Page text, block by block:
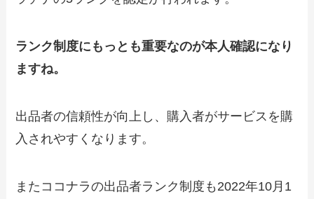
ランク制度にもっとも重要なのが本人確認になり
ますね。
出品者の信頼性が向上し、購入者がサービスを購
入されやすくなります。
またココナラの出品者ランク制度も2022年10月1